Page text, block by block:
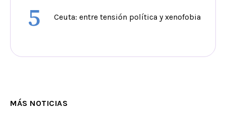
5 Ceuta: entre tensión política y xenofobia
MÁS NOTICIAS